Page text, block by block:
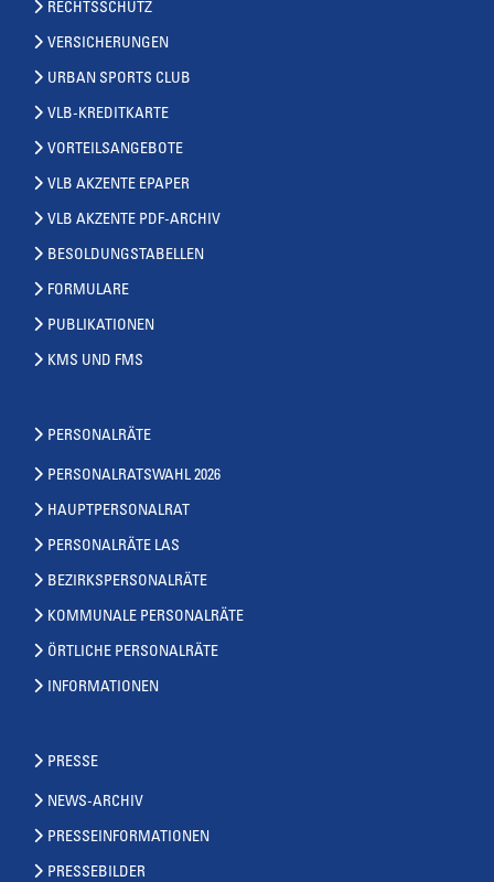
RECHTSSCHUTZ
VERSICHERUNGEN
URBAN SPORTS CLUB
VLB-KREDITKARTE
VORTEILSANGEBOTE
VLB AKZENTE EPAPER
VLB AKZENTE PDF-ARCHIV
BESOLDUNGSTABELLEN
FORMULARE
PUBLIKATIONEN
KMS UND FMS
PERSONALRÄTE
PERSONALRATSWAHL 2026
HAUPTPERSONALRAT
PERSONALRÄTE LAS
BEZIRKSPERSONALRÄTE
KOMMUNALE PERSONALRÄTE
ÖRTLICHE PERSONALRÄTE
INFORMATIONEN
PRESSE
NEWS-ARCHIV
PRESSEINFORMATIONEN
PRESSEBILDER